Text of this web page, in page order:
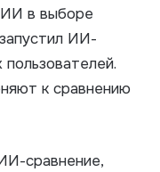
в выборе
ИИ-
к сравнению
сравнение,